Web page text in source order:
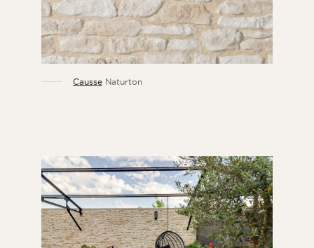
Causse Naturton